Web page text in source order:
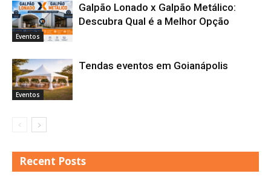
Eventos
Galpão Lonado x Galpão Metálico:
Descubra Qual é a Melhor Opção
Eventos
Tendas eventos em Goianápolis
Recent Posts